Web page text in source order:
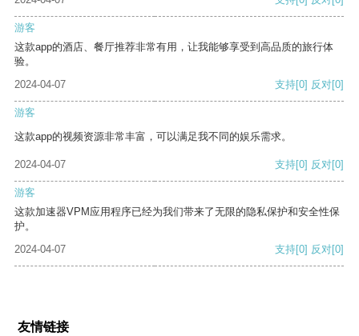
游客
这款app的酒店、餐厅推荐非常有用，让我能够享受到高品质的旅行体
验。
2024-04-07
支持[0] 反对[0]
游客
这款app的视频资源非常丰富，可以满足我不同的娱乐需求。
2024-04-07 支持[0] 反对[0]
游客
这款加速器VPM应用程序已经为我们带来了无限的隐私保护和安全性保
护。
2024-04-07
支持[0] 反对[0]
友情链接